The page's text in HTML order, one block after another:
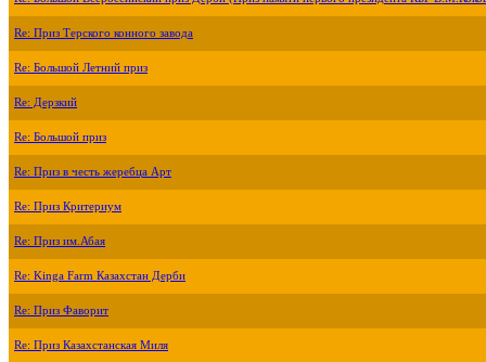
Re: Приз Терского конного завода
Re: Большой Летний приз
Re: Дерзкий
Re: Большой приз
Re: Приз в честь жеребца Арт
Re: Приз Критериум
Re: Приз им.Абая
Re: Kinga Farm Казахстан Дерби
Re: Приз Фаворит
Re: Приз Казахстанская Миля